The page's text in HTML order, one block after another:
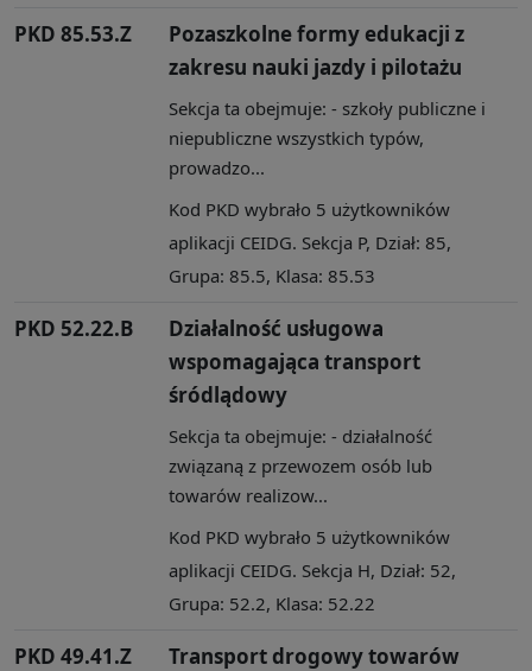
PKD 85.53.Z
Pozaszkolne formy edukacji z
zakresu nauki jazdy i pilotażu
Sekcja ta obejmuje: - szkoły publiczne i
niepubliczne wszystkich typów,
prowadzo...
Kod PKD wybrało 5 użytkowników
aplikacji CEIDG. Sekcja P, Dział: 85,
Grupa: 85.5, Klasa: 85.53
PKD 52.22.B
Działalność usługowa
wspomagająca transport
śródlądowy
Sekcja ta obejmuje: - działalność
związaną z przewozem osób lub
towarów realizow...
Kod PKD wybrało 5 użytkowników
aplikacji CEIDG. Sekcja H, Dział: 52,
Grupa: 52.2, Klasa: 52.22
PKD 49.41.Z Transport drogowy towarów